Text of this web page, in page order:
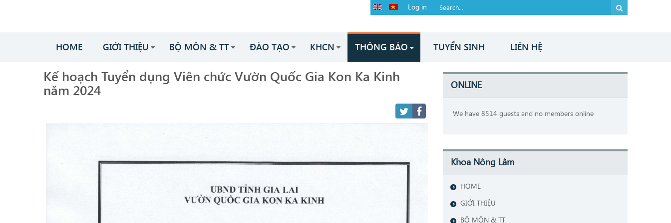
Log in
HOME GIỚI THIỆU BỘ MÔN & TT ĐÀO TẠO KHCN THÔNG BÁO TUYỂN SINH LIÊN HỆ
Kế hoạch Tuyển dụng Viên chức Vườn Quốc Gia Kon Ka Kinh
năm 2024
ONLINE
We have 8514 guests and no members online
Khoa Nông Lâm
HOME
GIỚI THIỆU
BỘ MÔN & TT